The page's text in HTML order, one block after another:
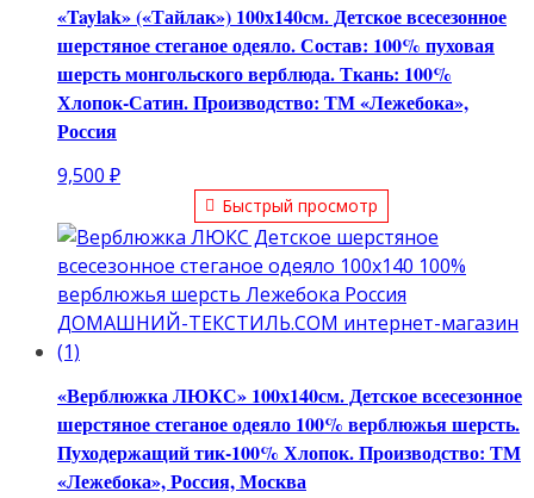
«Taylak» («Тайлак») 100х140см. Детское всесезонное
шерстяное стеганое одеяло. Состав: 100% пуховая
шерсть монгольского верблюда. Ткань: 100%
Хлопок-Сатин. Производство: ТМ «Лежебока»,
Россия
9,500 ₽
Быстрый просмотр
«Верблюжка ЛЮКС» 100х140см. Детское всесезонное
шерстяное стеганое одеяло 100% верблюжья шерсть.
Пуходержащий тик-100% Хлопок. Производство: ТМ
«Лежебока», Россия, Москва